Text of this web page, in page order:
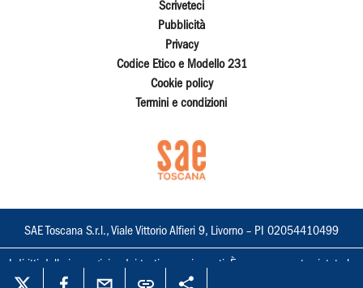
Scriveteci
Pubblicità
Privacy
Codice Etico e Modello 231
Cookie policy
Termini e condizioni
SAE Toscana S.r.l., Viale Vittorio Alfieri 9, Livorno – PI 02054410499
I diritti delle immagini e dei testi sono riservati. È espressamente vietata la
loro riproduzione con qualsiasi mezzo e l'adattamento totale o parziale.